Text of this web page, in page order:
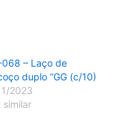
– Laço de
duplo “GG (c/10)
2023
similar